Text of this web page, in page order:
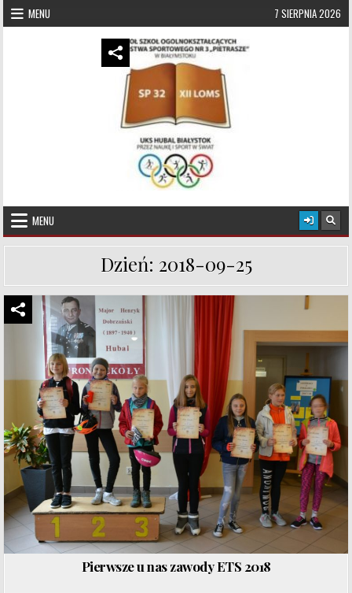
Skip to content
MENU 7 SIERPNIA 2026
UKS Hubal Białystok
MENU
Dzień: 2018-09-25
Pierwsze u nas zawody ETS 2018